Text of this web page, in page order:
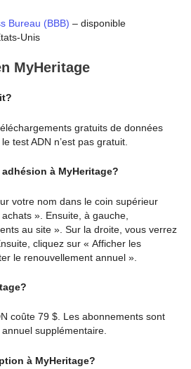
Bureau (BBB) – disponible
Unis
MyHeritage
gratuits de données
test ADN n’est pas gratuit.
à MyHeritage?
votre nom dans le coin supérieur
». Ensuite, à gauche,
au site ». Sur la droite, vous verrez
cliquez sur « Afficher les
le renouvellement annuel ».
coûte 79 $. Les abonnements sont
supplémentaire.
à MyHeritage?